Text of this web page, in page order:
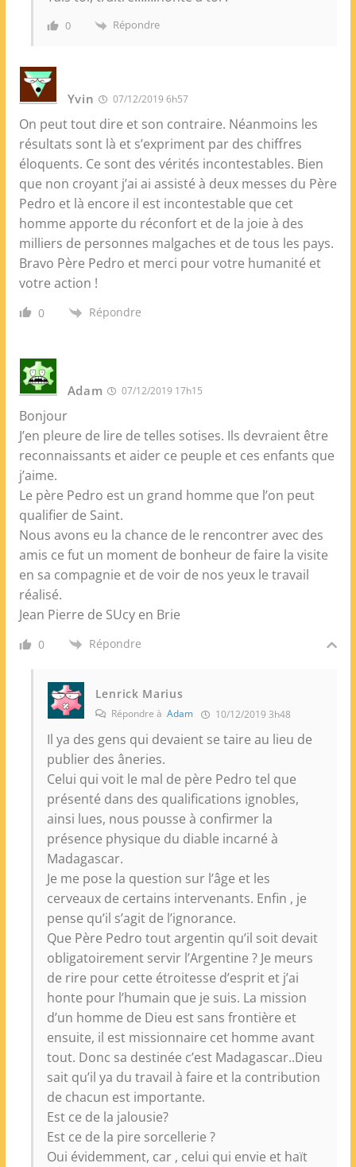
0 Répondre
Yvin 07/12/2019 6h57
On peut tout dire et son contraire. Néanmoins les
résultats sont là et s’expriment par des chiffres
éloquents. Ce sont des vérités incontestables. Bien
que non croyant j’ai ai assisté à deux messes du Père
Pedro et là encore il est incontestable que cet
homme apporte du réconfort et de la joie à des
milliers de personnes malgaches et de tous les pays.
Bravo Père Pedro et merci pour votre humanité et
votre action !
0 Répondre
Adam 07/12/2019 17h15
Bonjour
J’en pleure de lire de telles sotises. Ils devraient être
reconnaissants et aider ce peuple et ces enfants que
j’aime.
Le père Pedro est un grand homme que l’on peut
qualifier de Saint.
Nous avons eu la chance de le rencontrer avec des
amis ce fut un moment de bonheur de faire la visite
en sa compagnie et de voir de nos yeux le travail
réalisé.
Jean Pierre de SUcy en Brie
0 Répondre
Lenrick Marius
Répondre à Adam 10/12/2019 3h48
Il ya des gens qui devaient se taire au lieu de
publier des âneries.
Celui qui voit le mal de père Pedro tel que
présenté dans des qualifications ignobles,
ainsi lues, nous pousse à confirmer la
présence physique du diable incarné à
Madagascar.
Je me pose la question sur l’âge et les
cerveaux de certains intervenants. Enfin , je
pense qu’il s’agit de l’ignorance.
Que Père Pedro tout argentin qu’il soit devait
obligatoirement servir l’Argentine ? Je meurs
de rire pour cette étroitesse d’esprit et j’ai
honte pour l’humain que je suis. La mission
d’un homme de Dieu est sans frontière et
ensuite, il est missionnaire cet homme avant
tout. Donc sa destinée c’est Madagascar..Dieu
sait qu’il ya du travail à faire et la contribution
de chacun est importante.
Est ce de la jalousie?
Est ce de la pire sorcellerie ?
Oui évidemment, car , celui qui envie et haït